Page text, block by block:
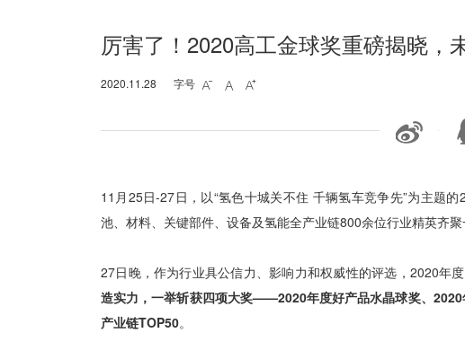
厉害了！2020高工金球奖重磅揭晓，
2020.11.28 字号   
11月25日-27日，以“氢色十城关不住 千辆氢车竞争先”为主题
池、材料、关键部件、设备及氢能全产业链800余位行业精英齐
27日晚，作为行业具公信力、影响力和权威性的评选，2020年
造实力，一举斩获四项大奖——2020年度好产品水晶球奖、
产业链TOP50。